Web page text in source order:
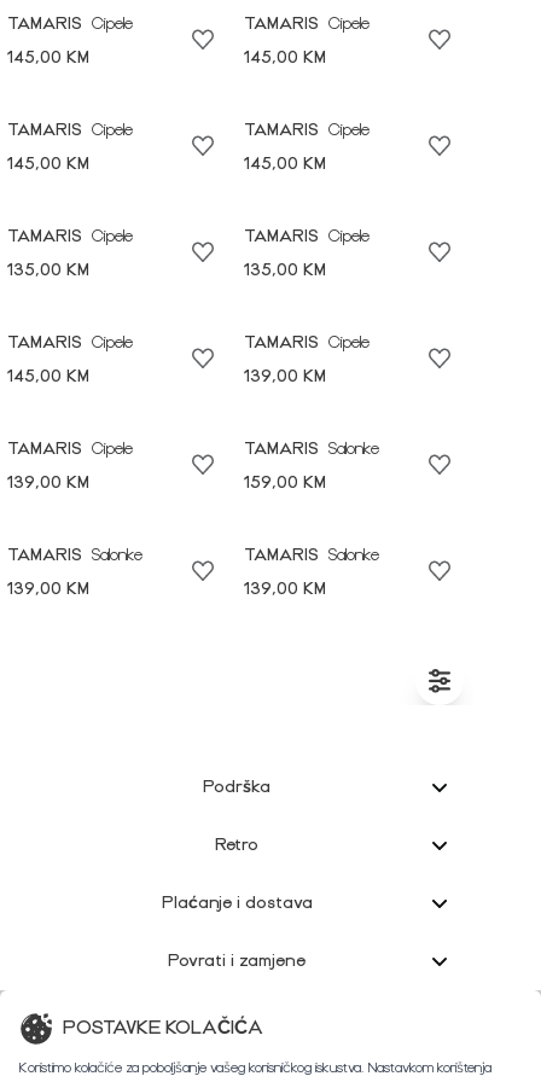
TAMARIS
Cipele
145,00 KM
TAMARIS
Cipele
145,00 KM
TAMARIS
Cipele
145,00 KM
TAMARIS
Cipele
145,00 KM
TAMARIS
Cipele
135,00 KM
TAMARIS
Cipele
135,00 KM
TAMARIS
Cipele
145,00 KM
TAMARIS
Cipele
139,00 KM
TAMARIS
Cipele
139,00 KM
TAMARIS
Salonke
159,00 KM
TAMARIS
Salonke
139,00 KM
TAMARIS
Salonke
139,00 KM
Podrška
Retro
Plaćanje i dostava
Povrati i zamjene
Korisnička podrška
POSTAVKE KOLAČIĆA
Koristimo kolačiće za poboljšanje vašeg korisničkog iskustva. Nastavkom korištenja